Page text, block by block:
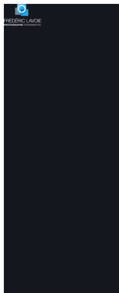
Quel est le délai